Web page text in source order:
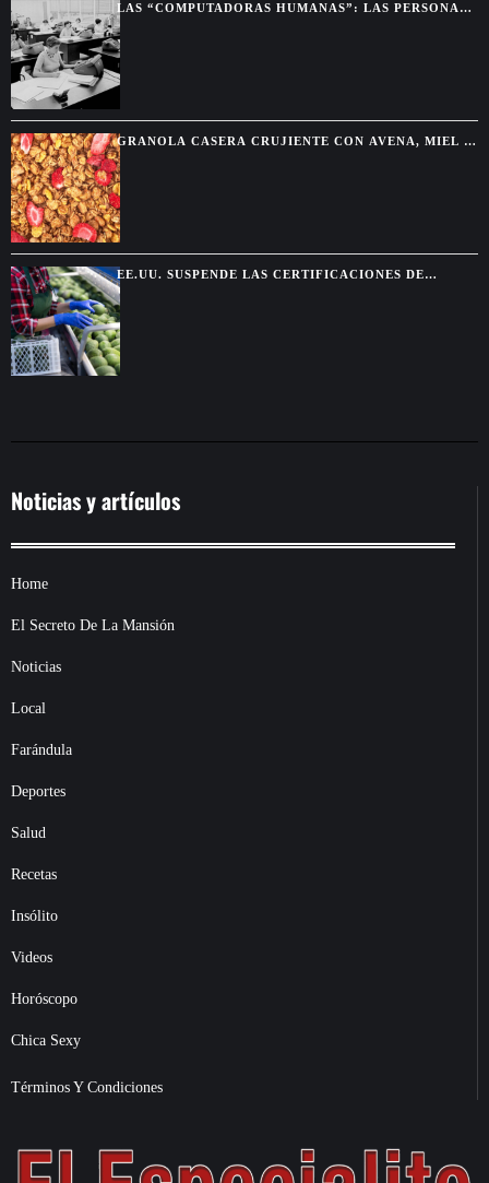
LAS “COMPUTADORAS HUMANAS”: LAS PERSONAS
QUE HACÍAN LOS CÁLCULOS ANTES DE LAS
COMPUTADORAS
GRANOLA CASERA CRUJIENTE CON AVENA, MIEL Y
FRUTOS SECOS
EE.UU. SUSPENDE LAS CERTIFICACIONES DE
AGUACATE EN MICHOACÁN POR UNA AMENAZA DE
SEGURIDAD
Noticias y artículos
Home
El Secreto De La Mansión
Noticias
Local
Farándula
Deportes
Salud
Recetas
Insólito
Videos
Horóscopo
Chica Sexy
Términos Y Condiciones